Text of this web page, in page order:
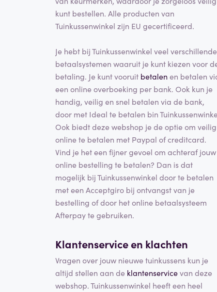
kunt bestellen. Alle producten van
Tuinkussenwinkel zijn EU gecertificeerd.
Je hebt bij Tuinkussenwinkel veel verschillende
betaalsystemen waaruit je kunt kiezen voor
betaling. Je kunt vooruit betalen en betalen
een online overboeking per bank. Ook kun je
handig, veilig en snel betalen via de bank,
door met Ideal te betalen bin
Ook biedt deze webshop je de optie om veilig
online te betalen met Paypal of creditcard.
Vind je het een fijner gevoel om achteraf jouw
online bestelling te betalen? Dan is dat
mogelijk bij Tuinkussenwinkel door te betalen
met een Acceptgiro bij ontvangst van je
bestelling of door het online betaalsysteem
Afterpay te gebruiken.
Klantenservice en klachten
Vragen over jouw nieuwe tuinkussens kun je
altijd stellen aan de klantenservicevan deze
webshop. Tuinkussenwinkel heeft een heel